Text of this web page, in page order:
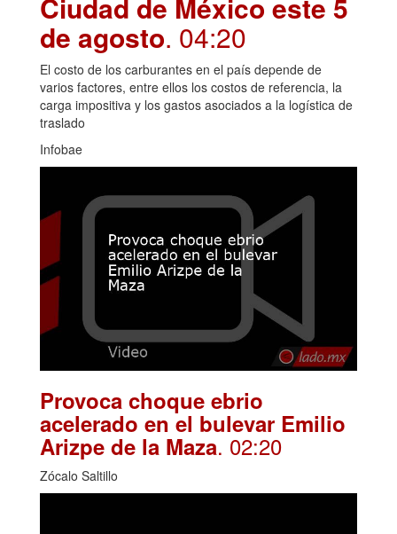
de agosto. 04:20
El costo de los carburantes en el país depende de
varios factores, entre ellos los costos de referencia, la
carga impositiva y los gastos asociados a la logística de
traslado
Infobae
Provoca choque ebrio
acelerado en el bulevar Emilio
Arizpe de la Maza. 02:20
Zócalo Saltillo